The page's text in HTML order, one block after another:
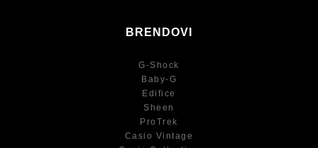
BRENDOVI
G-Shock
Baby-G
Edifice
Sheen
ProTrek
Casio Vintage